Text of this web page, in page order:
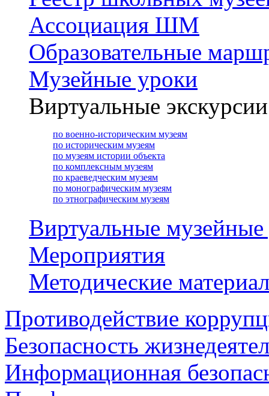
Ассоциация ШМ
Образовательные
Музейные уроки
Виртуальные экскурсии
по военно-историческим музеям
по историческим музеям
по музеям истории объекта
по комплексным музеям
по краеведческим музеям
по монографическим музеям
по этнографическим музеям
Виртуальные
Мероприятия
Методические
Противодействие
Безопасность
Информационная